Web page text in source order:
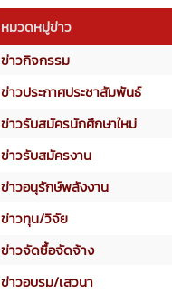
หมวดหมู่ข่าว
ข่าวกิจกรรม
ข่าวประกาศประชาสัมพันธ์
ข่าวรับสมัครนักศึกษาใหม่
ข่าวรับสมัครงาน
ข่าวอนุรักษ์พลังงาน
ข่าวทุน/วิจัย
ข่าวจัดซื้อจัดจ้าง
ข่าวอบรม/เสวนา